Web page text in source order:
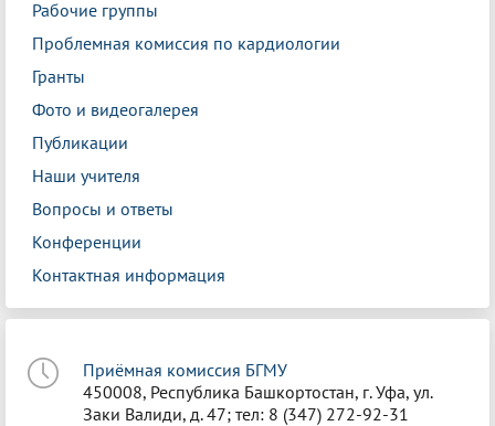
Рабочие группы
Проблемная комиссия по кардиологии
Гранты
Фото и видеогалерея
Публикации
Наши учителя
Вопросы и ответы
Конференции
Контактная информация
Приёмная комиссия БГМУ
450008, Республика Башкортостан, г. Уфа, ул.
Заки Валиди, д. 47; тел: 8 (347) 272-92-31